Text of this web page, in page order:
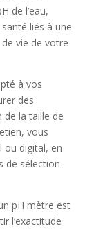
de l’eau,
liés à une
vie de votre
à vos
des
de la taille de
vous
ou digital, en
de sélection
pH mètre est
l’exactitude